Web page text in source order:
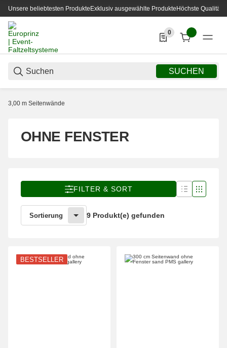
Unsere beliebtesten ProdukteExklusiv ausgewählte ProdukteHöchste Qualität
SUCHEN
0
0 Produkte in der
3,00 m Seitenwände
OHNE FENSTER
FILTER & SORT
Sortierung 9 Produkt(e) gefunden
BESTSELLER